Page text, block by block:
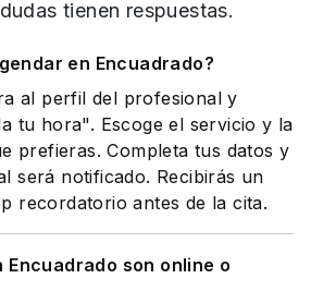
tienen respuestas.
en Encuadrado?
al perfil del profesional y
tu hora". Escoge el servicio y la
prefieras. Completa tus datos y
será notificado. Recibirás un
recordatorio antes de la cita.
Encuadrado son online o